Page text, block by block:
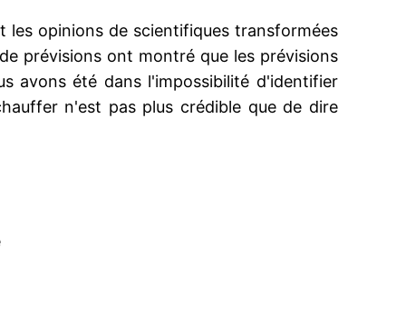
opinions de scientifiques transformées
prévisions ont montré que les prévisions
avons été dans l'impossibilité d'identifier
n'est pas plus crédible que de dire